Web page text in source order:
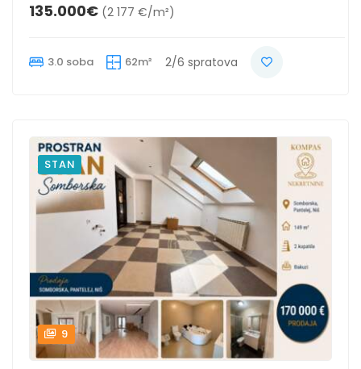
135.000€ (2 177 €/m²)
3.0 soba 62m² 2/6 spratova
STAN
9